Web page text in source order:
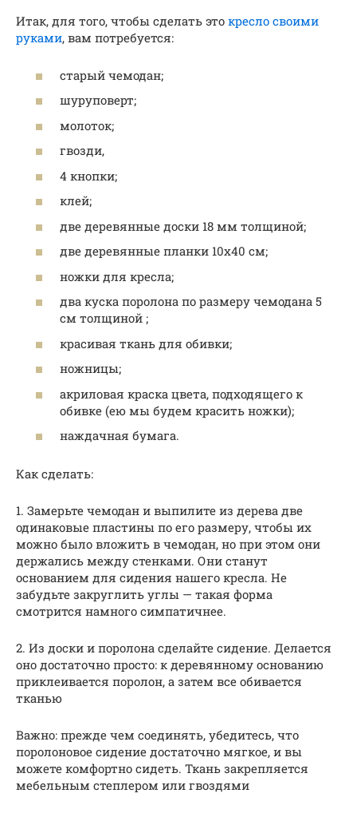
Итак, для того, чтобы сделать это кресло своими
руками, вам потребуется:
старый чемодан;
шуруповерт;
молоток;
гвозди,
4 кнопки;
клей;
две деревянные доски 18 мм толщиной;
две деревянные планки 10х40 см;
ножки для кресла;
два куска поролона по размеру чемодана 5
см толщиной ;
красивая ткань для обивки;
ножницы;
акриловая краска цвета, подходящего к
обивке (ею мы будем красить ножки);
наждачная бумага.
Как сделать:
1. Замерьте чемодан и выпилите из дерева две
одинаковые пластины по его размеру, чтобы их
можно было вложить в чемодан, но при этом они
держались между стенками. Они станут
основанием для сидения нашего кресла. Не
забудьте закруглить углы — такая форма
смотрится намного симпатичнее.
2. Из доски и поролона сделайте сидение. Делается
оно достаточно просто: к деревянному основанию
приклеивается поролон, а затем все обивается
тканью
Важно: прежде чем соединять, убедитесь, что
поролоновое сидение достаточно мягкое, и вы
можете комфортно сидеть. Ткань закрепляется
мебельным степлером или гвоздями